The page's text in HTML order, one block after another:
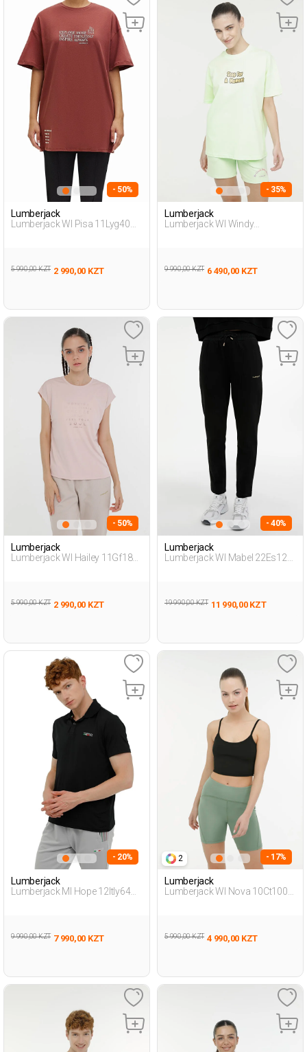
- 50%
Lumberjack
Lumberjack Wl Pisa 11Lyg40
5 990,00 KZT 2 990,00 KZT
- 35%
Lumberjack
Lumberjack Wl Windy
9 990,00 KZT 6 490,00 KZT
- 50%
Lumberjack
Lumberjack Wl Hailey 11Gf18
5 990,00 KZT 2 990,00 KZT
- 40%
Lumberjack
Lumberjack Wl Mabel 22Es121
19 990,00 KZT 11 990,00 KZT
- 20%
Lumberjack
Lumberjack Ml Hope 12Itly64
9 990,00 KZT 7 990,00 KZT
2 - 17%
Lumberjack
Lumberjack Wl Nova 10Ct1007
5 990,00 KZT 4 990,00 KZT